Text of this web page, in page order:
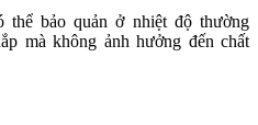
bảo quản ở nhiệt độ thường
mà không ảnh hưởng đến chất